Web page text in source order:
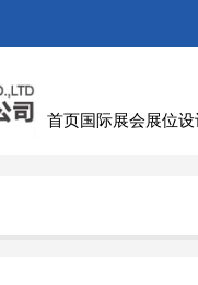
首页国际展会展位